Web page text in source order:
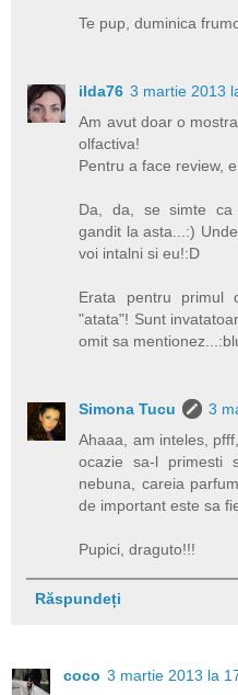
Te pup, duminica
ilda76 3 martie 2013
Am avut doar o
olfactiva!
Pentru a face review,
Da, da, se simte ca
gandit la asta...:)
voi intalni si eu!:D
Erata pentru primul
"atata"! Sunt
omit sa
Simona Tucu
3
Ahaaa, am inteles,
ocazie sa-l
nebuna, careia
de important este sa
Pupici, draguto!!!
Răspundeți
coco 3 martie 2013 la